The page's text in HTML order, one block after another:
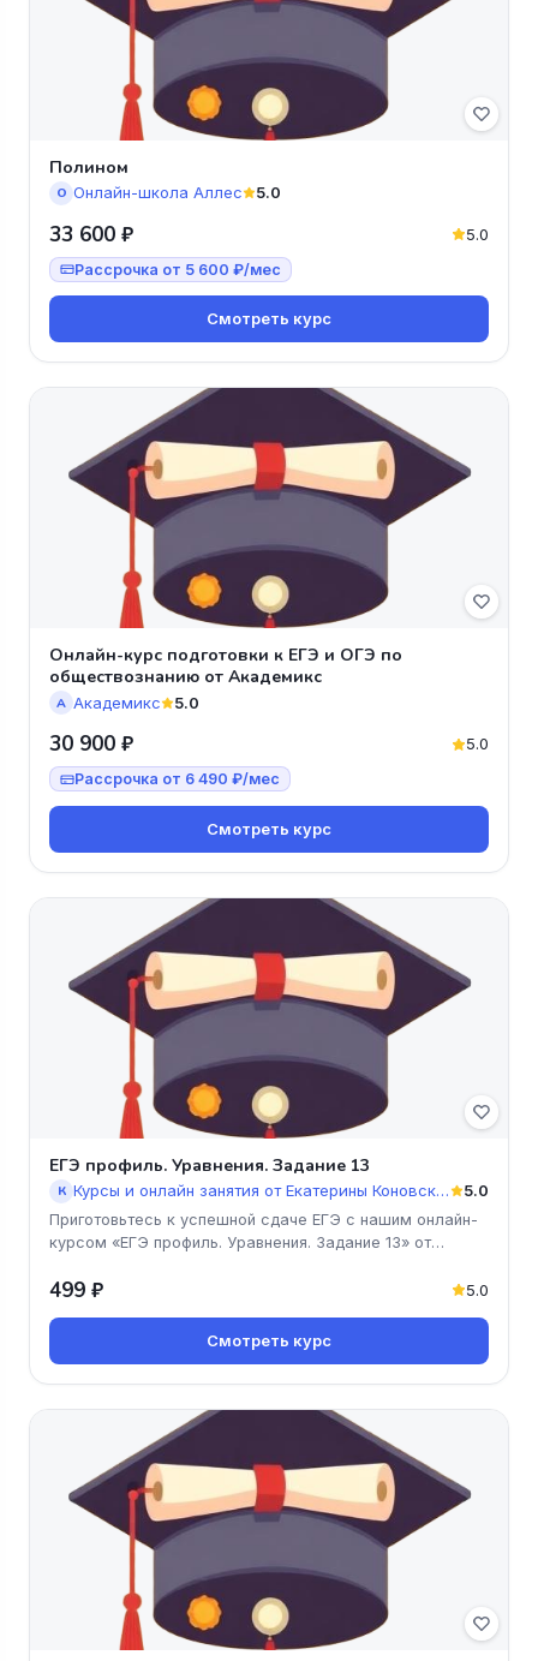
Полином
О Онлайн-школа Аллес 5.0
33 600 ₽ 5.0
Рассрочка от 5 600 ₽/мес
Смотреть курс
Онлайн-курс подготовки к ЕГЭ и ОГЭ по
обществознанию от Академикс
А Академикс 5.0
30 900 ₽ 5.0
Рассрочка от 6 490 ₽/мес
Смотреть курс
ЕГЭ профиль. Уравнения. Задание 13
К Курсы и онлайн занятия от Екатерины Коновской 5.0
Приготовьтесь к успешной сдаче ЕГЭ с нашим онлайн-
курсом «ЕГЭ профиль. Уравнения. Задание 13» от
499 ₽ 5.0
Смотреть курс